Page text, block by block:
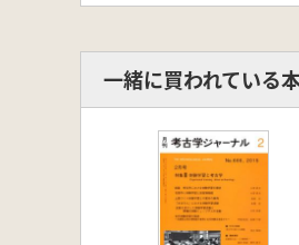
5 地球サ
一緒に買われている